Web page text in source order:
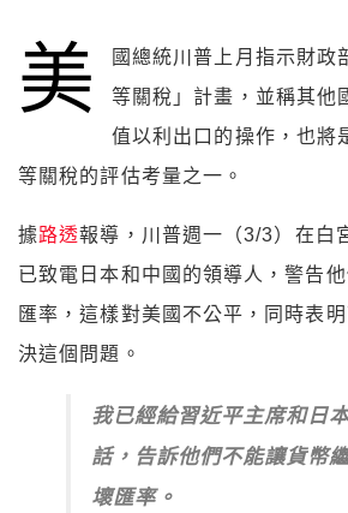
美
國總統川普上月指示財政
等關稅」計畫，並稱其他
值以利出口的操作，也將
等關稅的評估考量之一。
據路透報導，川普週一（3/3）在白
已致電日本和中國的領導人，警告
匯率，這樣對美國不公平，同時表
決這個問題。
我已經給習近平主席和日
話，告訴他們不能讓貨幣
壞匯率。